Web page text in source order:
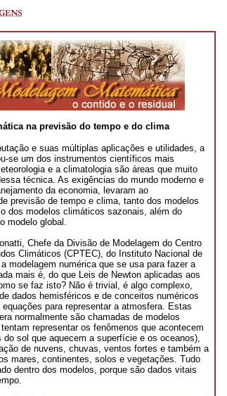
na previsão do tempo e do clima
e suas múltiplas aplicações e utilidades, a
se um dos instrumentos científicos mais
e a climatologia são áreas que muito
técnica. As exigências do mundo moderno e
da economia, levaram ao
previsão de tempo e clima, tanto dos modelos
dos modelos climáticos sazonais, além do
modelo global.
Chefe da Divisão de Modelagem do Centro
Climáticos (CPTEC), do Instituto Nacional de
modelagem numérica que se usa para fazer a
mais é, do que Leis de Newton aplicadas aos
se faz isto? Não é trivial, é algo complexo,
dados hemisféricos e de conceitos numéricos
para representar a atmosfera. Estas
normalmente são chamadas de modelos
representar os fenômenos que acontecem
sol que aquecem a superfície e os oceanos),
de nuvens, chuvas, ventos fortes e também a
mares, continentes, solos e vegetações. Tudo
dentro dos modelos, porque são dados vitais